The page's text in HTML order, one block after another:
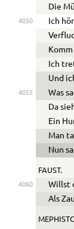
Die
4050
Ich
Ich
Und
4055
Was
Da
Ein
Man
Nun
FAUST.
4060
Willst
Als